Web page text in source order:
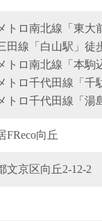
トロ南北線「東大
田線「白山駅」徒
トロ南北線「本駒
トロ千代田線「千
トロ千代田線「湯
FReco向丘
文京区向丘2-12-2